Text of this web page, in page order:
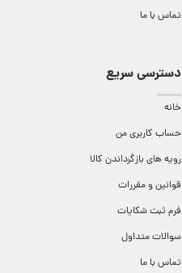
تماس با ما
دسترسی سریع
خانه
حساب کاربری من
رویه های بازگرداندن کالا
قوانین و مقررات
فرم ثبت شکایات
سوالات متداول
تماس با ما